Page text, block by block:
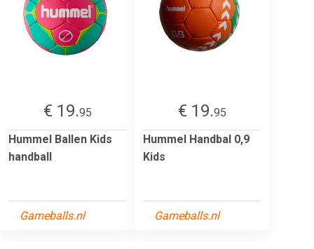
€ 19.95
Hummel Ballen Kids
handball
Gameballs.nl
€ 19.95
Hummel Handbal 0,9
Kids
Gameballs.nl